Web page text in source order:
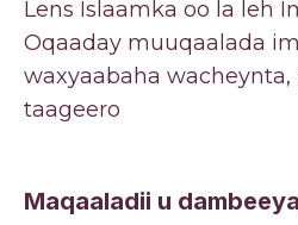
Lens Islaamka oo la leh
Oqaaday muuqaalada
waxyaabaha wacheynta,
taageero
Maqaaladii u